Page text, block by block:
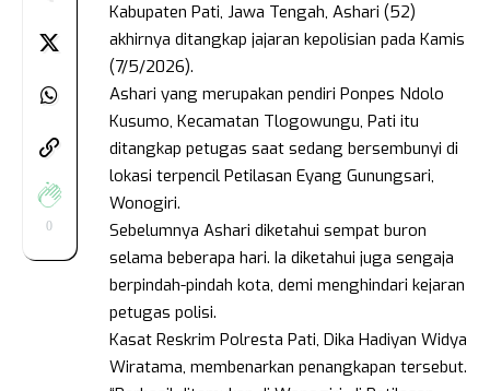
0
Kabupaten Pati, Jawa Tengah, Ashari (52)
akhirnya ditangkap jajaran kepolisian pada Kamis
(7/5/2026).
Ashari yang merupakan pendiri Ponpes Ndolo
Kusumo, Kecamatan Tlogowungu, Pati itu
ditangkap petugas saat sedang bersembunyi di
lokasi terpencil Petilasan Eyang Gunungsari,
Wonogiri.
Sebelumnya Ashari diketahui sempat buron
selama beberapa hari. Ia diketahui juga sengaja
berpindah-pindah kota, demi menghindari kejaran
petugas polisi.
Kasat Reskrim Polresta Pati, Dika Hadiyan Widya
Wiratama, membenarkan penangkapan tersebut.